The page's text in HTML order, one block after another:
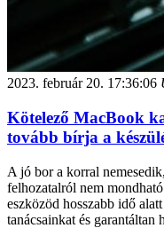
2023. február 20. 17:36:06
Kötelező MacBook
tovább bírja a
A jó bor a korral
felhozatalról nem
eszközöd hosszabb idő
tanácsainkat és